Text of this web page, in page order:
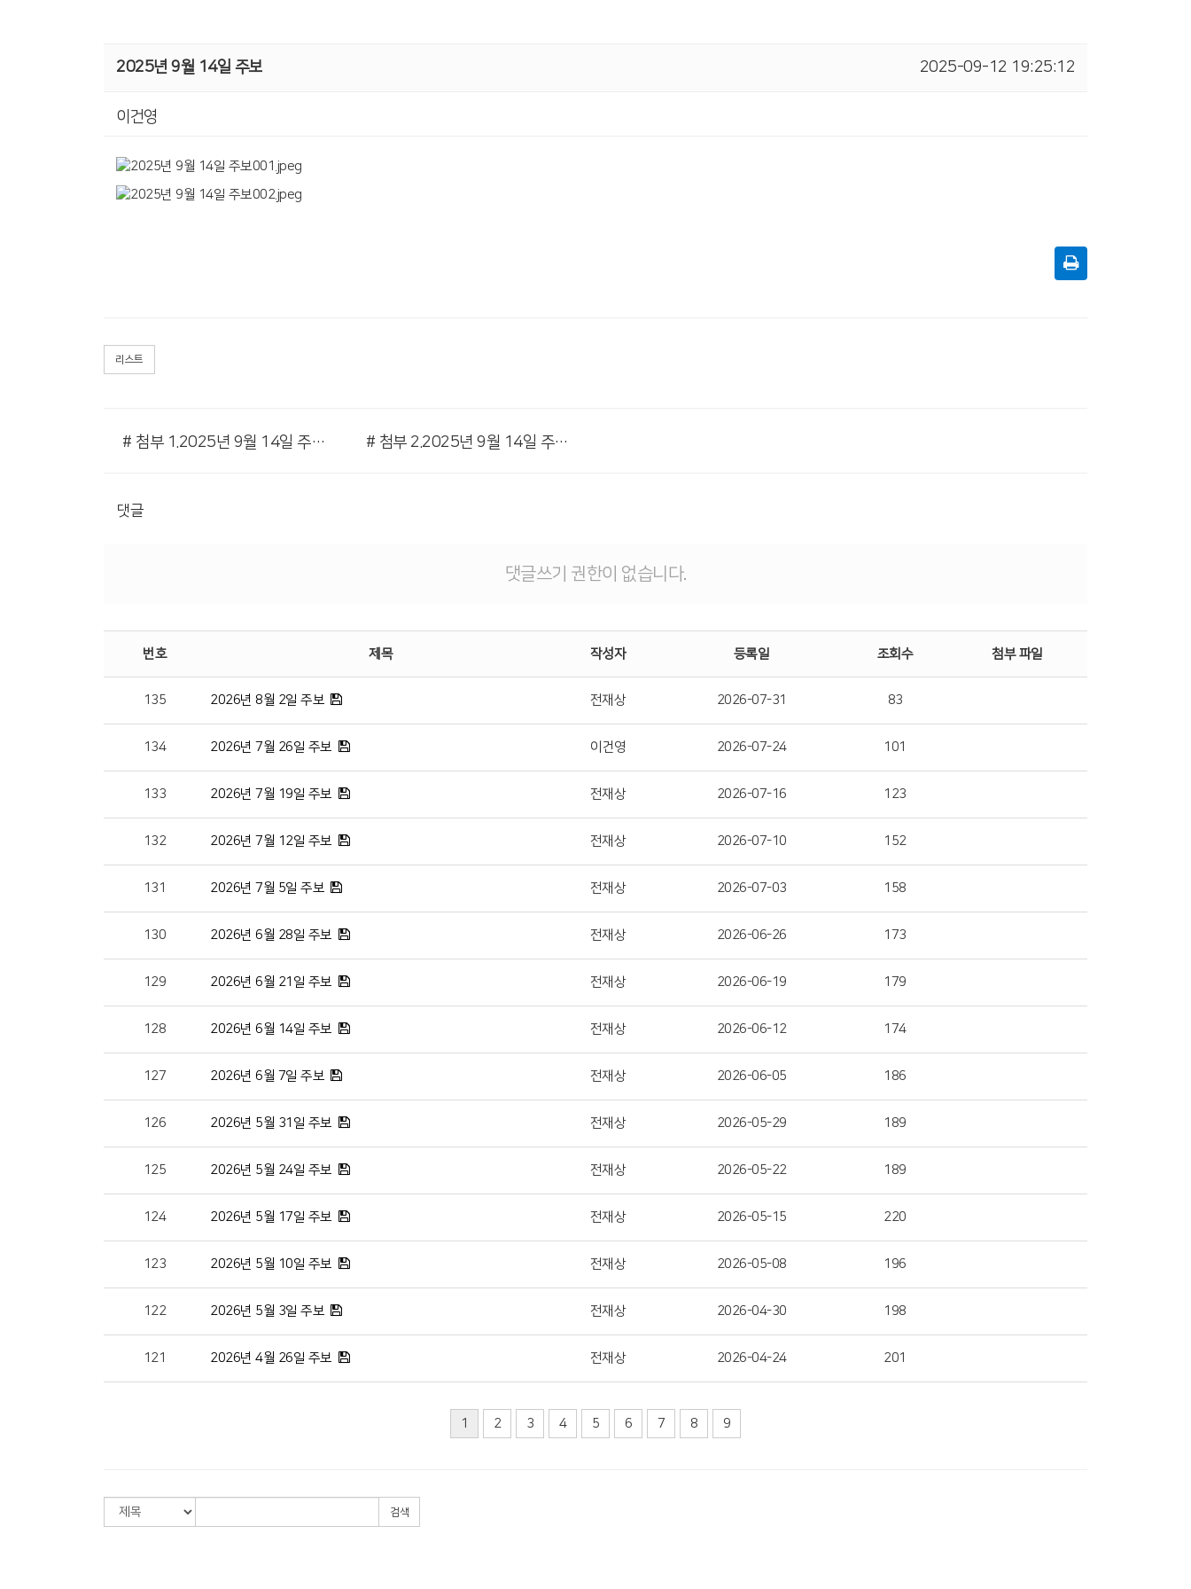
2025년 9월 14일 주보 2025-09-12 19:25:12
이건영
리스트
# 첨부 1.2025년 9월 14일 주보001.jpeg # 첨부 2.2025년 9월 14일 주보002.jpeg
댓글
댓글쓰기 권한이 없습니다.
번호 제목 작성자 등록일 조회수 첨부 파일
135 2026년 8월 2일 주보 전재상 2026-07-31 83
134 2026년 7월 26일 주보 이건영 2026-07-24 101
133 2026년 7월 19일 주보 전재상 2026-07-16 123
132 2026년 7월 12일 주보 전재상 2026-07-10 152
131 2026년 7월 5일 주보 전재상 2026-07-03 158
130 2026년 6월 28일 주보 전재상 2026-06-26 173
129 2026년 6월 21일 주보 전재상 2026-06-19 179
128 2026년 6월 14일 주보 전재상 2026-06-12 174
127 2026년 6월 7일 주보 전재상 2026-06-05 186
126 2026년 5월 31일 주보 전재상 2026-05-29 189
125 2026년 5월 24일 주보 전재상 2026-05-22 189
124 2026년 5월 17일 주보 전재상 2026-05-15 220
123 2026년 5월 10일 주보 전재상 2026-05-08 196
122 2026년 5월 3일 주보 전재상 2026-04-30 198
121 2026년 4월 26일 주보 전재상 2026-04-24 201
1 2 3 4 5 6 7 8 9
검색